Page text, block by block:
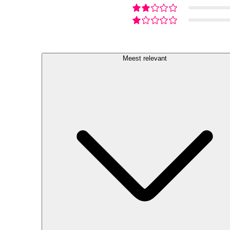
Meest relevant